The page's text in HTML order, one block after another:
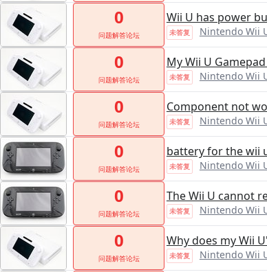
0
问题解答论坛
Wii U has power
未答复 Nintendo Wii
0
问题解答论坛
My Wii U
未答复 Nintendo Wii
0
问题解答论坛
Component not
未答复 Nintendo Wii
0
问题解答论坛
battery for the wii
未答复 Nintendo Wii
0
问题解答论坛
The Wii U cannot
未答复 Nintendo Wii
0
问题解答论坛
Why does my Wii
未答复 Nintendo Wii